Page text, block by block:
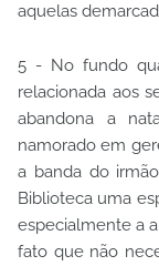
aquelas
5 - No fundo
relacionada aos
abandona a
namorado em
a banda do
Biblioteca uma
especialmente a
fato que não